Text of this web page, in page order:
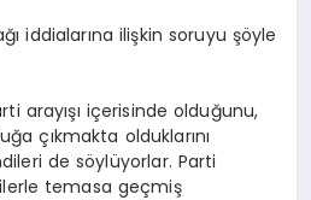
iddialarına ilişkin soruyu şöyle
arayışı içerisinde olduğunu,
çıkmakta olduklarını
de söylüyorlar. Parti
temasa geçmiş